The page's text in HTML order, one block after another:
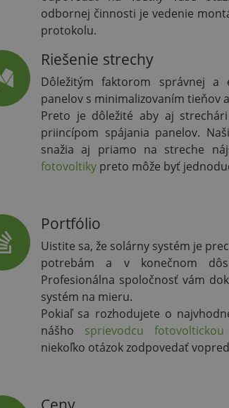
odbornej činnosti je vedenie
protokolu.
Riešenie strechy
Dôležitým faktorom správnej a
panelov s minimalizovaním tieňov
Preto je dôležité aby aj
priincípom spájania panelov.
snažia aj priamo na streche
fotovoltiky preto môže byť
Portfólio
Uistite sa, že solárny systém je
potrebám a v konečnom
Profesionálna spoločnosť vám
systém na mieru.
Pokiaľ sa rozhodujete o
nášho sprievodcu
niekoľko otázok zodpovedať
Ceny